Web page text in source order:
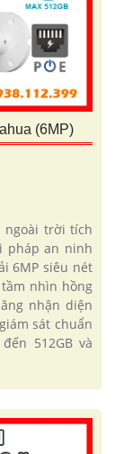
(6MP)
ngoài trời tích
pháp an ninh
6MP siêu nét
nhìn hồng
nhận diện
sát chuẩn
512GB và